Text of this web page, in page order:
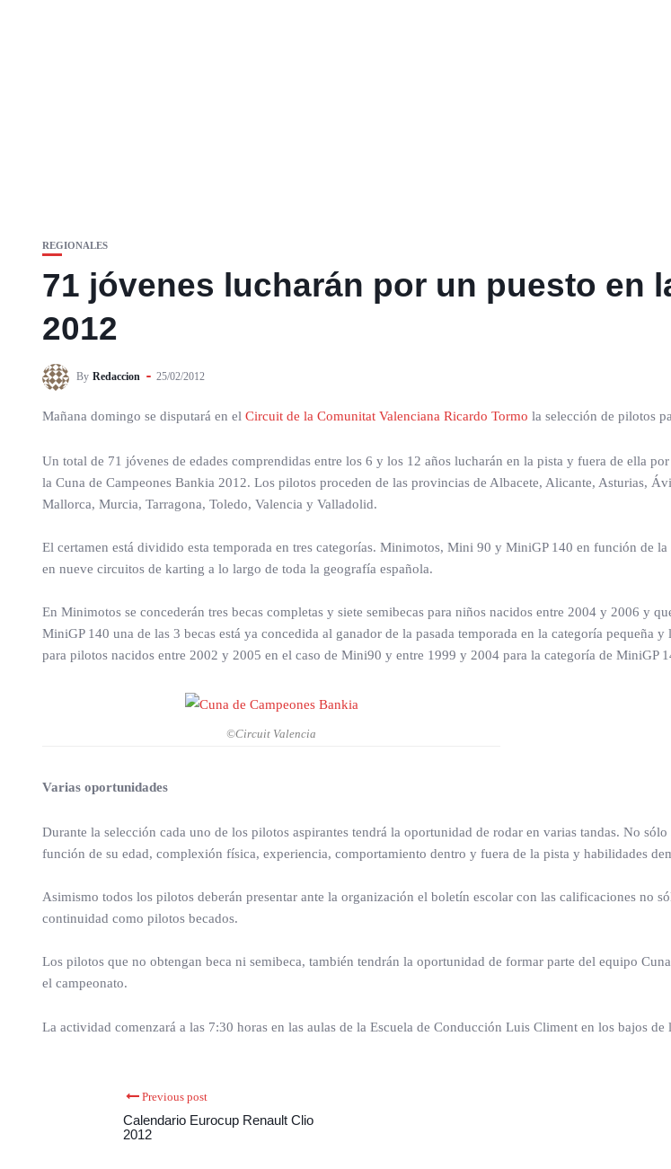
REGIONALES
71 jóvenes lucharán por un puesto en
2012
By Redaccion 25/02/2012
Mañana domingo se disputará en el Circuit de la Comunitat Valenciana Ricardo Tormo la selección de pilotos
Un total de 71 jóvenes de edades comprendidas entre los 6 y los 12 años lucharán en la pista y fuera de ella
la Cuna de Campeones Bankia 2012. Los pilotos proceden de las provincias de Albacete, Alicante, Asturias,
Mallorca, Murcia, Tarragona, Toledo, Valencia y Valladolid.
El certamen está dividido esta temporada en tres categorías. Minimotos, Mini 90 y MiniGP 140 en función de
en nueve circuitos de karting a lo largo de toda la geografía española.
En Minimotos se concederán tres becas completas y siete semibecas para niños nacidos entre 2004 y 2006 y
MiniGP 140 una de las 3 becas está ya concedida al ganador de la pasada temporada en la categoría pequeña
para pilotos nacidos entre 2002 y 2005 en el caso de Mini90 y entre 1999 y 2004 para la categoría de MiniGP
©Circuit Valencia
Varias oportunidades
Durante la selección cada uno de los pilotos aspirantes tendrá la oportunidad de rodar en varias tandas. No
función de su edad, complexión física, experiencia, comportamiento dentro y fuera de la pista y habilidades
Asimismo todos los pilotos deberán presentar ante la organización el boletín escolar con las calificaciones no
continuidad como pilotos becados.
Los pilotos que no obtengan beca ni semibeca, también tendrán la oportunidad de formar parte del equipo
el campeonato.
La actividad comenzará a las 7:30 horas en las aulas de la Escuela de Conducción Luis Climent en los bajos
Previous post
Calendario Eurocup Renault Clio
2012